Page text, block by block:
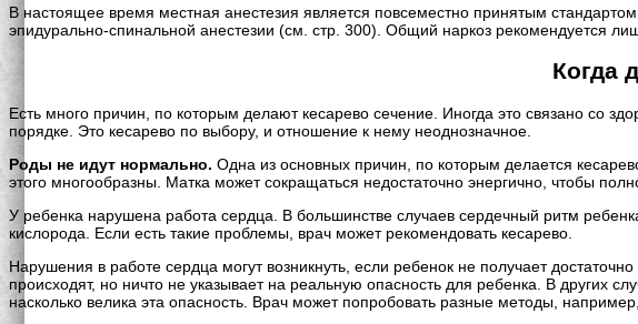
В настоящее время местная анестезия является повсеместно принятым
эпидурально-спинальной анестезии (см. стр. 300). Общий наркоз рекомендуется
Когда
Есть много причин, по которым делают кесарево сечение. Иногда это связано со
порядке. Это кесарево по выбору, и отношение к нему неоднозначное.
Роды не идут нормально. Одна из основных причин, по которым делается
этого многообразны. Матка может сокращаться недостаточно энергично, чтобы
У ребенка нарушена работа сердца. В большинстве случаев сердечный ритм
кислорода. Если есть такие проблемы, врач может рекомендовать кесарево.
Нарушения в работе сердца могут возникнуть, если ребенок не получает
происходят, но ничто не указывает на реальную опасность для ребенка. В других
насколько велика эта опасность. Врач может попробовать разные методы,